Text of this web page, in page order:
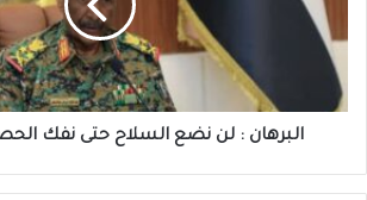
السلاح
حتى
نفك
الحصار
عن
البرهان : لن نضع السلاح حتى نفك